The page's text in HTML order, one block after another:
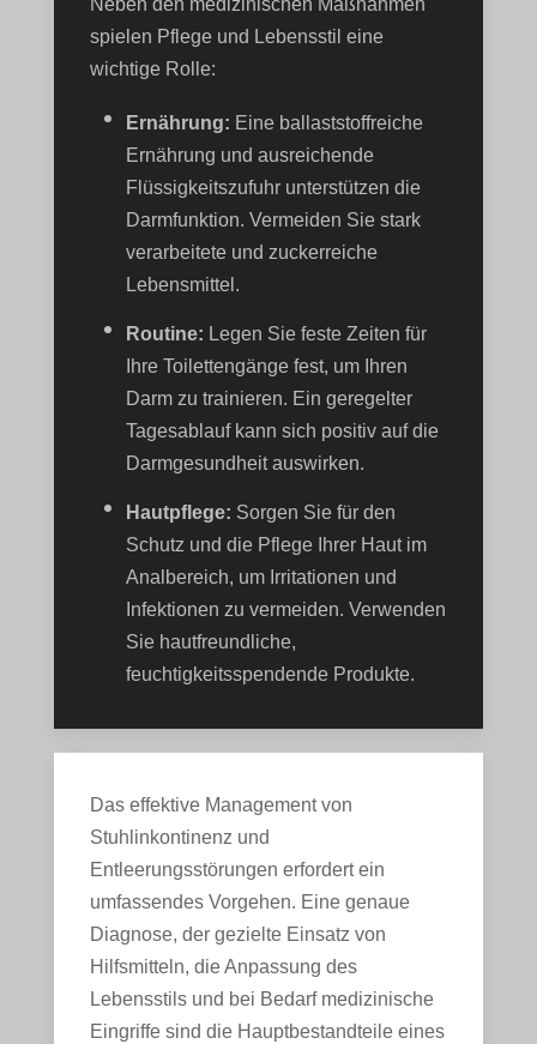
Neben den medizinischen Maßnahmen
spielen Pflege und Lebensstil eine
wichtige Rolle:
Ernährung: Eine ballaststoffreiche
Ernährung und ausreichende
Flüssigkeitszufuhr unterstützen die
Darmfunktion. Vermeiden Sie stark
verarbeitete und zuckerreiche
Lebensmittel.
Routine: Legen Sie feste Zeiten für
Ihre Toilettengänge fest, um Ihren
Darm zu trainieren. Ein geregelter
Tagesablauf kann sich positiv auf die
Darmgesundheit auswirken.
Hautpflege: Sorgen Sie für den
Schutz und die Pflege Ihrer Haut im
Analbereich, um Irritationen und
Infektionen zu vermeiden. Verwenden
Sie hautfreundliche,
feuchtigkeitsspendende Produkte.
Das effektive Management von
Stuhlinkontinenz und
Entleerungsstörungen erfordert ein
umfassendes Vorgehen. Eine genaue
Diagnose, der gezielte Einsatz von
Hilfsmitteln, die Anpassung des
Lebensstils und bei Bedarf medizinische
Eingriffe sind die Hauptbestandteile eines